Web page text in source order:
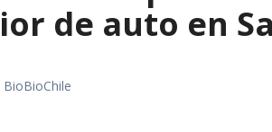
de auto en